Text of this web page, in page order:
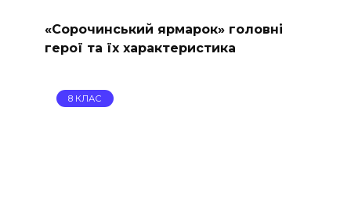
«Сорочинський ярмарок» головні
герої та їх характеристика
8 КЛАС